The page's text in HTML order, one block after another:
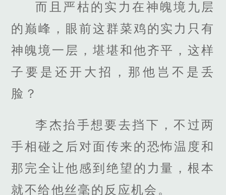
而且严枯的实力在神魄境九层
的巅峰，眼前这群菜鸡的实力只有
神魄境一层，堪堪和他齐平，这样
子要是还开大招，那他岂不是丢
脸？
李杰抬手想要去挡下，不过两
手相碰之后对面传来的恐怖温度和
那完全让他感到绝望的力量，根本
就不给他丝毫的反应机会。